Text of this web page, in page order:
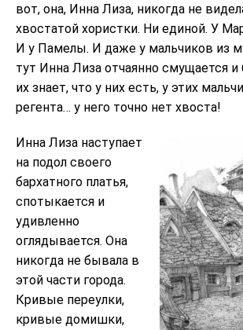
вот, она, Инна Лиза, никогда не
хвостатой хористки. Ни единой. У
И у Памелы. И даже у мальчиков из
тут Инна Лиза отчаянно смущается и
их знает, что у них есть, у этих
регента… у него точно нет хвоста!
Инна Лиза наступает
на подол своего
бархатного платья,
спотыкается и
удивленно
оглядывается. Она
никогда не бывала в
этой части города.
Кривые переулки,
кривые домишки,